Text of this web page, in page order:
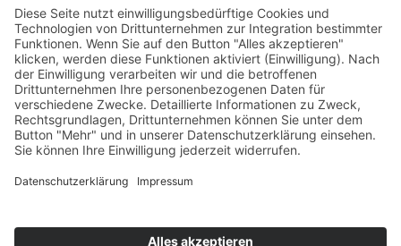
Kontakt
Mitglied werden!
Impressum
Datenschutz
Copyright 2023. All rights reserved.